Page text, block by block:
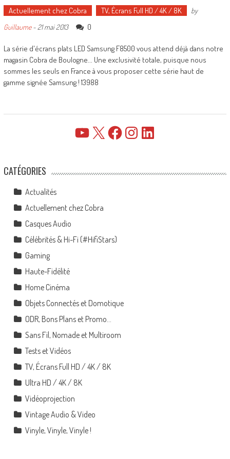
Actuellement chez Cobra TV, Écrans Full HD / 4K / 8K
by
Guillaume- 21 mai 2013 0
La série d'écrans plats LED Samsung F8500 vous attend déjà dans notre
magasin Cobra de Boulogne... Une exclusivité totale, puisque nous
sommes les seuls en France à vous proposer cette série haut de
gamme signée Samsung ! 13988
YouTube FacebookInstagramLinkedIn
CATÉGORIES
Actualités
Actuellement chez Cobra
Casques Audio
Célébrités & Hi-Fi (#HifiStars)
Gaming
Haute-Fidélité
Home Cinéma
Objets Connectés et Domotique
ODR, Bons Plans et Promo…
Sans Fil, Nomade et Multiroom
Tests et Vidéos
TV, Écrans Full HD / 4K / 8K
Ultra HD / 4K / 8K
Vidéoprojection
Vintage Audio & Video
Vinyle, Vinyle, Vinyle !